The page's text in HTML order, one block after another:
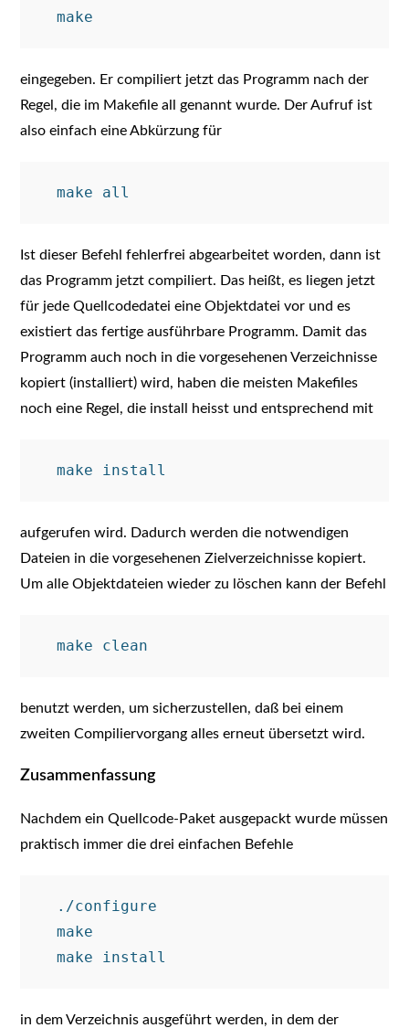
eingegeben. Er compiliert jetzt das Programm nach der
Regel, die im Makefile all genannt wurde. Der Aufruf ist
also einfach eine Abkürzung für
Ist dieser Befehl fehlerfrei abgearbeitet worden, dann ist
das Programm jetzt compiliert. Das heißt, es liegen jetzt
für jede Quellcodedatei eine Objektdatei vor und es
existiert das fertige ausführbare Programm. Damit das
Programm auch noch in die vorgesehenen Verzeichnisse
kopiert (installiert) wird, haben die meisten Makefiles
noch eine Regel, die install heisst und entsprechend mit
aufgerufen wird. Dadurch werden die notwendigen
Dateien in die vorgesehenen Zielverzeichnisse kopiert.
Um alle Objektdateien wieder zu löschen kann der Befehl
benutzt werden, um sicherzustellen, daß bei einem
zweiten Compiliervorgang alles erneut übersetzt wird.
Zusammenfassung
Nachdem ein Quellcode-Paket ausgepackt wurde müssen
praktisch immer die drei einfachen Befehle
  make
in dem Verzeichnis ausgeführt werden, in dem der